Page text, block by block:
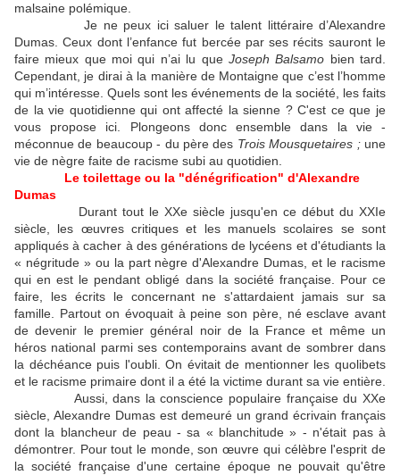
malsaine polémique.
Je ne peux ici saluer le talent littéraire d’Alexandre
Dumas. Ceux dont l’enfance fut bercée par ses récits sauront le
faire mieux que moi qui n’ai lu que Joseph Balsamo bien tard.
Cependant, je dirai à la manière de Montaigne que c’est l’homme
qui m’intéresse. Quels sont les événements de la société, les faits
de la vie quotidienne qui ont affecté la sienne ? C'est ce que je
vous propose ici. Plongeons donc ensemble dans la vie -
méconnue de beaucoup - du père des Trois Mousquetaires ;une
vie de nègre faite de racisme subi au quotidien.
Le toilettage ou la "dénégrification" d'Alexandre
Dumas
Durant tout le XXe siècle jusqu'en ce début du XXIe
siècle, les œuvres critiques et les manuels scolaires se sont
appliqués à cacher à des générations de lycéens et d'étudiants la
« négritude » ou la part nègre d'Alexandre Dumas, et le racisme
qui en est le pendant obligé dans la société française. Pour ce
faire, les écrits le concernant ne s'attardaient jamais sur sa
famille. Partout on évoquait à peine son père, né esclave avant
de devenir le premier général noir de la France et même un
héros national parmi ses contemporains avant de sombrer dans
la déchéance puis l'oubli. On évitait de mentionner les quolibets
et le racisme primaire dont il a été la victime durant sa vie entière.
Aussi, dans la conscience populaire française du XXe
siècle, Alexandre Dumas est demeuré un grand écrivain français
dont la blancheur de peau - sa « blanchitude » - n'était pas à
démontrer. Pour tout le monde, son œuvre qui célèbre l'esprit de
la société française d'une certaine époque ne pouvait qu'être